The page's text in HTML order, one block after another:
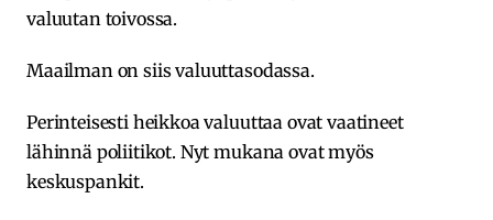
valuutan toivossa.
Maailman on siis valuuttasodassa.
Perinteisesti heikkoa valuuttaa ovat vaatineet
lähinnä poliitikot. Nyt mukana ovat myös
keskuspankit.